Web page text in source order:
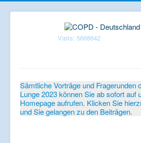
Visits: 5668642
Verein
Patientenbroschüren
Sämtliche Vorträge und Fragerunden
Lunge 2023 können Sie ab sofort auf
Homepage aufrufen. Klicken Sie
und Sie gelangen zu den Beiträgen.